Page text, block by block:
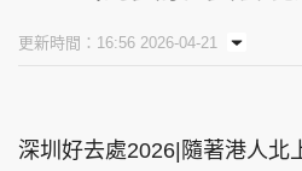
更新時間：16:56 2026-04-21
深圳好去處2026|隨著港人北